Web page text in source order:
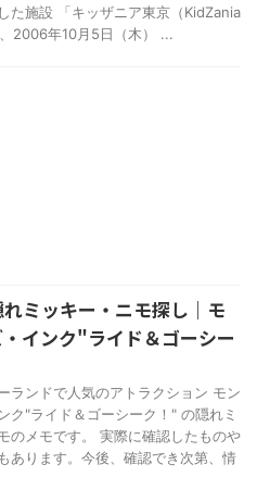
た施設 「キッザニア東京（KidZania
2006年10月5日（木） ...
れミッキー・ニモ探し｜モ
インク"ライド＆ゴーシー
ランドで人気のアトラクション モン
ク"ライド＆ゴーシーク！" の隠れミ
のメモです。 実際に確認したものや
あります。今後、確認でき次第、情